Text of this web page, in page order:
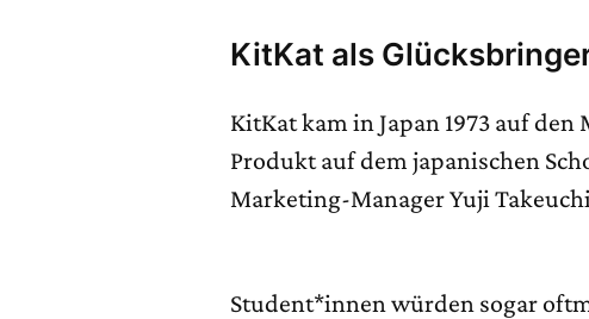
KitKat als
KitKat kam in Japan 1973 auf
Produkt auf dem japanischen
Marketing-Manager Yuji
Student*innen würden sogar